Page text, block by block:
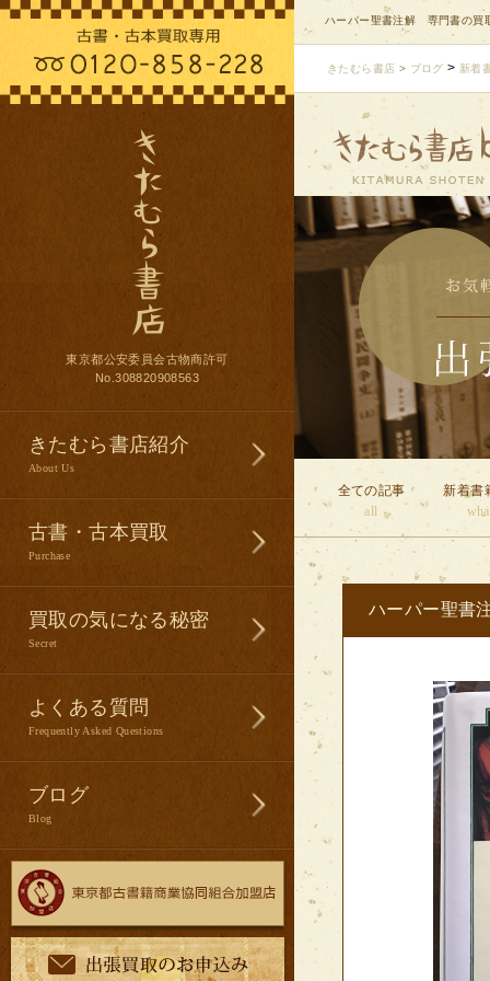
ハーパー聖書注解 専門書の買
きたむら書店 > ブログ >新着
全ての記事
all
新着書
ハーパー聖書
東京都公安委員会古物商許可
No.308820908563
きたむら書店紹介
About Us
古書・古本買取
Purchase
買取の気になる秘密
Secret
よくある質問
Frequently Asked Questions
ブログ
Blog